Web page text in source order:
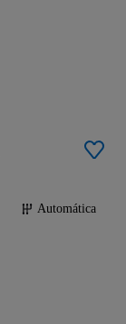
Automática